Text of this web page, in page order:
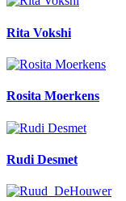
Rita Vokshi
Rosita Moerkens
Rudi Desmet